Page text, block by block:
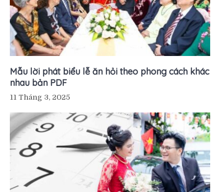
Mẫu lời phát biểu lễ ăn hỏi theo phong cách khác
nhau bản PDF
11 Tháng 3, 2025